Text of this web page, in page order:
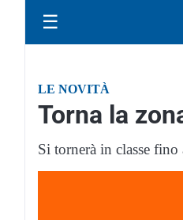
☰
LE NOVITÀ
Torna la
Si tornerà in classe